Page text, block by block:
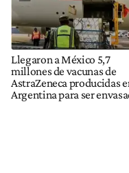
Llegaron a México 5,7
millones de vacunas de
AstraZeneca producidas
Argentina para ser